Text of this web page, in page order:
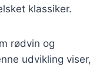
klassiker.
rødvin og
udvikling viser,